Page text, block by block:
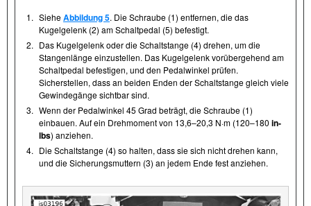
1. SieheAbbildung 5. Die Schraube (1) entfernen, die das
Kugelgelenk (2) am Schaltpedal (5) befestigt.
2. Das Kugelgelenk oder die Schaltstange (4) drehen, um die
Stangenlänge einzustellen. Das Kugelgelenk vorübergehend am
Schaltpedal befestigen, und den Pedalwinkel prüfen.
Sicherstellen, dass an beiden Enden der Schaltstange gleich viele
Gewindegänge sichtbar sind.
3. Wenn der Pedalwinkel 45 Grad beträgt, die Schraube (1)
einbauen. Auf ein Drehmoment von 13,6–20,3 N·m (120–180 in-
lbs) anziehen.
4. Die Schaltstange (4) so halten, dass sie sich nicht drehen kann,
und die Sicherungsmuttern (3) an jedem Ende fest anziehen.